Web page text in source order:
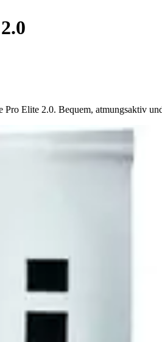
Pro Elite 2.0. Bequem, atmungsaktiv